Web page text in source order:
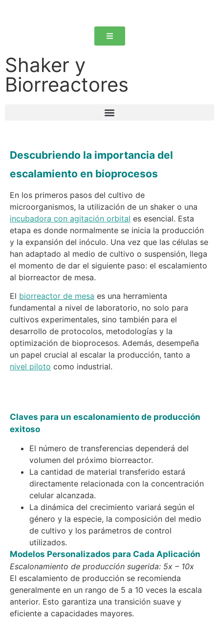
Shaker y
Biorreactores
Descubriendo la importancia del
escalamiento en bioprocesos
En los primeros pasos del cultivo de
microorganismos, la utilización de un shaker o una
incubadora con agitación orbital es esencial. Esta
etapa es donde normalmente se inicia la producción
y la expansión del inóculo. Una vez que las células se
han adaptado al medio de cultivo o suspensión, llega
el momento de dar el siguiente paso: el escalamiento
al biorreactor de mesa.
El biorreactor de mesa es una herramienta
fundamental a nivel de laboratorio, no solo para
cultivos experimentales, sino también para el
desarrollo de protocolos, metodologías y la
optimización de bioprocesos. Además, desempeña
un papel crucial al escalar la producción, tanto a
nivel piloto como industrial.
Claves para un escalonamiento de producción
exitoso
El número de transferencias dependerá del
volumen del próximo biorreactor.
La cantidad de material transferido estará
directamente relacionada con la concentración
celular alcanzada.
La dinámica del crecimiento variará según el
género y la especie, la composición del medio
de cultivo y los parámetros de control
utilizados.
Modelos Personalizados para Cada Aplicación
Escalonamiento de producción sugerida: 5x – 10x
El escalamiento de producción se recomienda
generalmente en un rango de 5 a 10 veces la escala
anterior. Esto garantiza una transición suave y
eficiente a capacidades mayores.